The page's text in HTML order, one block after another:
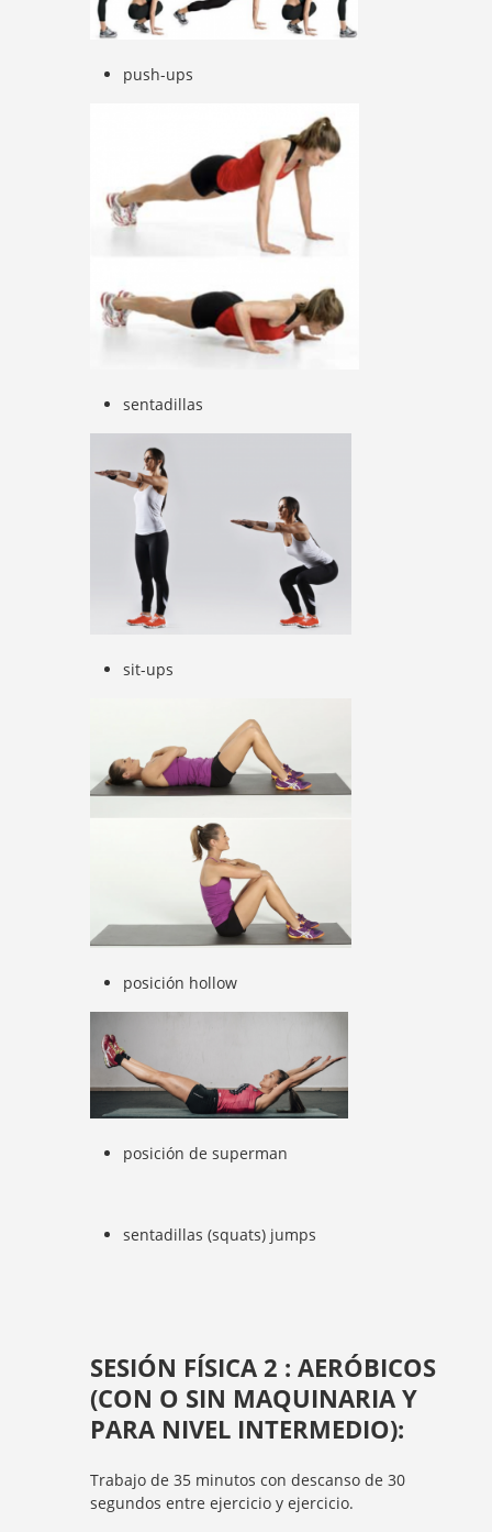
push-ups
sentadillas
sit-ups
posición hollow
posición de superman
sentadillas (squats) jumps
SESIÓN FÍSICA 2 : AERÓBICOS
(CON O SIN MAQUINARIA Y
PARA NIVEL INTERMEDIO):
Trabajo de 35 minutos con descanso de 30
segundos entre ejercicio y ejercicio.